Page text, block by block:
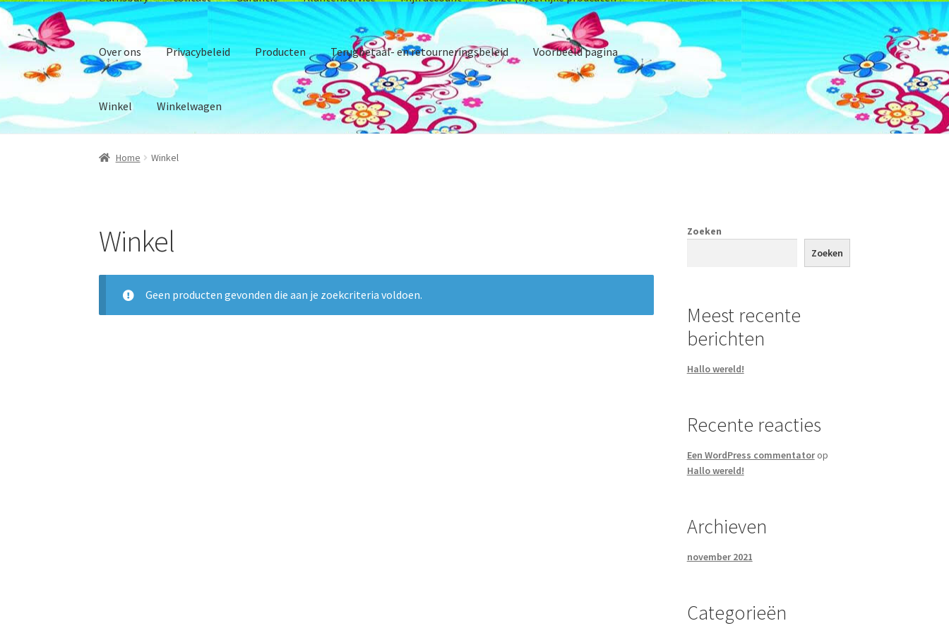
Over ons Privacybeleid Producten Terugbetaal- en retourneringsbeleid Voorbeeld pagina
Winkel Winkelwagen
Verzend informatie en status
Home Winkel
Winkel
Geen producten gevonden die aan je zoekcriteria voldoen.
Zoeken
Zoeken
Meest recente
berichten
Hallo wereld!
Recente reacties
Een WordPress commentatorop
Hallo wereld!
Archieven
november 2021
Categorieën